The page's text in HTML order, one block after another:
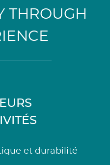
THROUGH
et durabilité